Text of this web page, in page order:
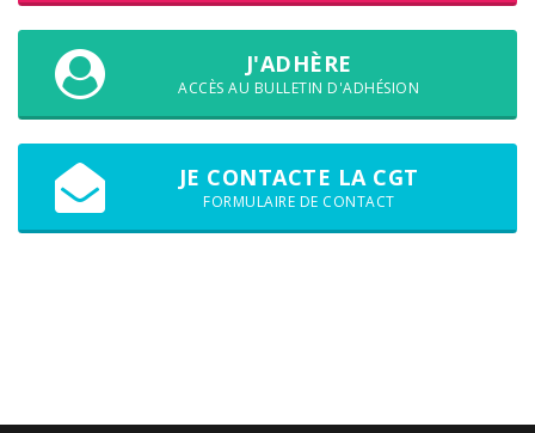
J'ADHÈRE
ACCÈS AU BULLETIN D'ADHÉSION
JE CONTACTE LA CGT
FORMULAIRE DE CONTACT